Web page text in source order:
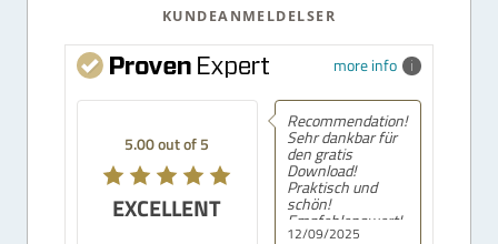
KUNDEANMELDELSER
more info
5.00 out of 5
EXCELLENT
12/09/2025
Recommendation!
Sehr dankbar für
den gratis
Download!
Praktisch und
schön!
Empfehlenswert!